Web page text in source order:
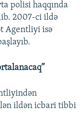
polisi haqqında
2007-ci ildə
Agentliyi isə
ildən icbari tibbi